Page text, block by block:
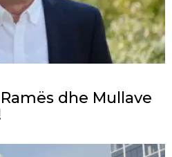
dhe Mullave